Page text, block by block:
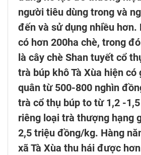
người tiêu dùng trong và
đến và sử dụng nhiều hơn.
có hơn 200ha chè, trong
là cây chè Shan tuyết cổ
trà búp khô Tà Xùa hiện có
quân từ 500-800 nghìn
trà cổ thụ búp to từ 1,2 -
riêng loại trà thượng hạng
2,5 triệu đồng/kg. Hàng
xã Tà Xùa thu hái được